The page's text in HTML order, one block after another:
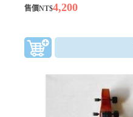
售價NT$4,200